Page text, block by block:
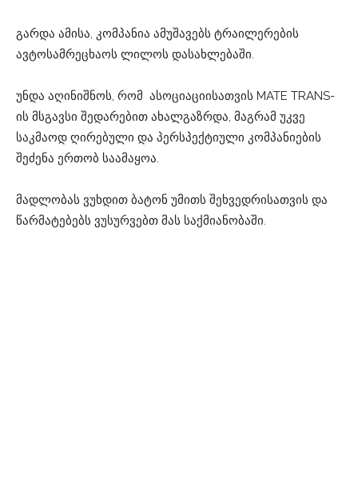
გარდა ამისა, კომპანია ამუშავებს ტრაილერების
ავტოსამრეცხაოს ლილოს დასახლებაში.
უნდა აღინიშნოს, რომ ასოციაციისათვის MATE TRANS-
ის მსგავსი შედარებით ახალგაზრდა, მაგრამ უკვე
საკმაოდ ღირებული და პერსპექტიული კომპანიების
შეძენა ერთობ საამაყოა.
მადლობას ვუხდით ბატონ უმითს შეხვედრისათვის და
წარმატებებს ვუსურვებთ მას საქმიანობაში.